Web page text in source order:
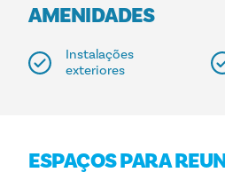
AMENIDADES
Instalações
exteriores
ESPAÇOS PARA